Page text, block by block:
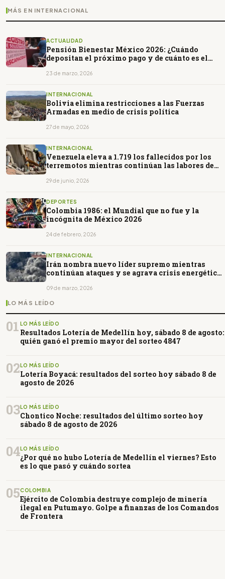
MÁS EN INTERNACIONAL
ACTUALIDAD
Pensión Bienestar México 2026: ¿Cuándo
depositan el próximo pago y de cuánto es el
23 de marzo, 2026
INTERNACIONAL
Bolivia elimina restricciones a las Fuerzas
Armadas en medio de crisis política
27 de mayo, 2026
INTERNACIONAL
Venezuela eleva a 1.719 los fallecidos por los
terremotos mientras continúan las labores de
29 de junio, 2026
DEPORTES
Colombia 1986: el Mundial que no fue y la
incógnita de México 2026
24 de febrero, 2026
INTERNACIONAL
Irán nombra nuevo líder supremo mientras
continúan ataques y se agrava crisis energética
09 de marzo, 2026
LO MÁS LEÍDO
01 LO MÁS LEÍDO
Resultados Lotería de Medellín hoy, sábado 8 de agosto:
quién ganó el premio mayor del sorteo 4847
02LO MÁS LEÍDO
Lotería Boyacá: resultados del sorteo hoy sábado 8 de
agosto de 2026
03LO MÁS LEÍDO
Chontico Noche: resultados del último sorteo hoy
sábado 8 de agosto de 2026
04LO MÁS LEÍDO
¿Por qué no hubo Lotería de Medellín el viernes? Esto
es lo que pasó y cuándo sortea
05COLOMBIA
Ejército de Colombia destruye complejo de minería
ilegal en Putumayo. Golpe a finanzas de los Comandos
de Frontera